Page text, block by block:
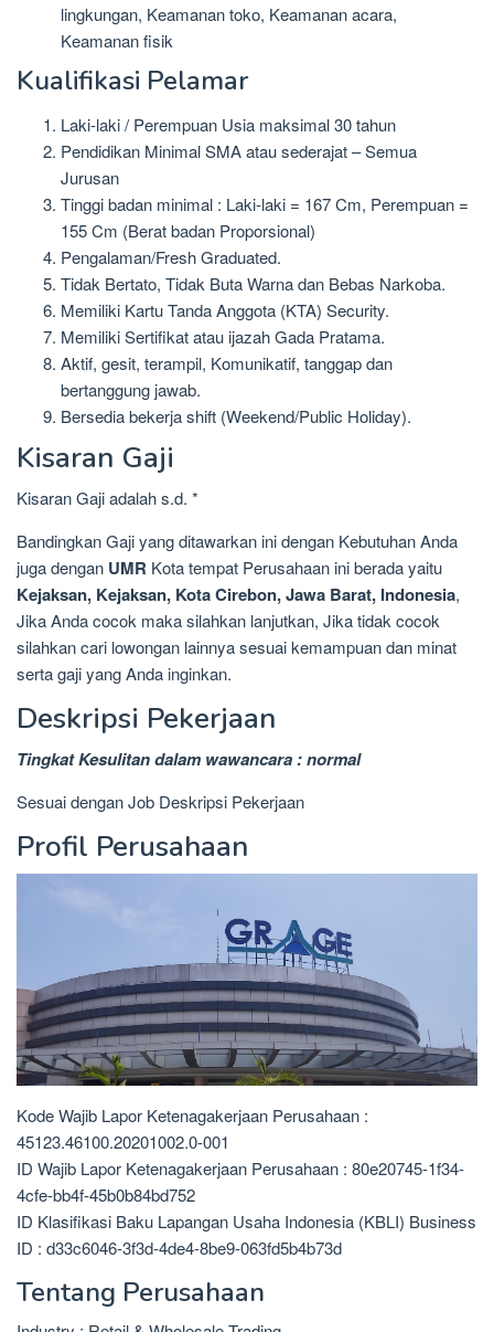
lingkungan, Keamanan toko, Keamanan acara,
Keamanan fisik
Kualifikasi Pelamar
Laki-laki / Perempuan Usia maksimal 30 tahun
Pendidikan Minimal SMA atau sederajat – Semua
Jurusan
Tinggi badan minimal : Laki-laki = 167 Cm, Perempuan =
155 Cm (Berat badan Proporsional)
Pengalaman/Fresh Graduated.
Tidak Bertato, Tidak Buta Warna dan Bebas Narkoba.
Memiliki Kartu Tanda Anggota (KTA) Security.
Memiliki Sertifikat atau ijazah Gada Pratama.
Aktif, gesit, terampil, Komunikatif, tanggap dan
bertanggung jawab.
Bersedia bekerja shift (Weekend/Public Holiday).
Kisaran Gaji
Kisaran Gaji adalah s.d. *
Bandingkan Gaji yang ditawarkan ini dengan Kebutuhan Anda
juga dengan UMR Kota tempat Perusahaan ini berada yaitu
Kejaksan, Kejaksan, Kota Cirebon, Jawa Barat, Indonesia,
Jika Anda cocok maka silahkan lanjutkan, Jika tidak cocok
silahkan cari lowongan lainnya sesuai kemampuan dan minat
serta gaji yang Anda inginkan.
Deskripsi Pekerjaan
Tingkat Kesulitan dalam wawancara : normal
Sesuai dengan Job Deskripsi Pekerjaan
Profil Perusahaan
Kode Wajib Lapor Ketenagakerjaan Perusahaan :
45123.46100.20201002.0-001
ID Wajib Lapor Ketenagakerjaan Perusahaan : 80e20745-1f34-
4cfe-bb4f-45b0b84bd752
ID Klasifikasi Baku Lapangan Usaha Indonesia (KBLI) Business
ID : d33c6046-3f3d-4de4-8be9-063fd5b4b73d
Tentang Perusahaan